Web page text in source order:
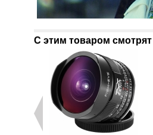
С этим товаром смотрят